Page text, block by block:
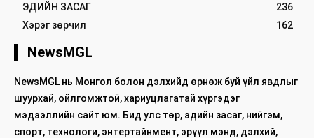
ЭДИЙН ЗАСАГ
236
Хэрэг зөрчил
162
NewsMGL
NewsMGL нь Монгол болон дэлхийд өрнөж буй үйл явдлыг
шуурхай, ойлгомжтой, хариуцлагатай хүргэдэг
мэдээллийн сайт юм. Бид улс төр, эдийн засаг, нийгэм,
спорт, технологи, энтертайнмент, эрүүл мэнд, дэлхий,